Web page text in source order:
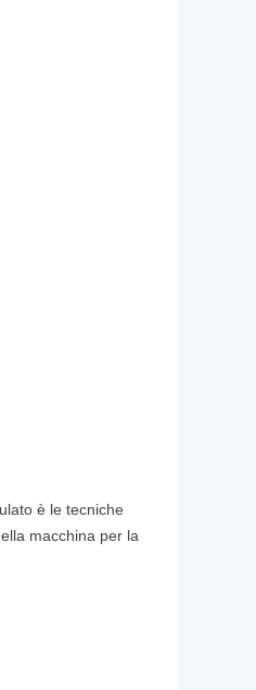
è le tecniche
macchina per la